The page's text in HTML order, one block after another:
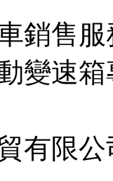
銷售
變速箱
有限公